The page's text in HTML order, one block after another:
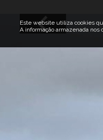
Este website utiliza cookies
A informação armazenada